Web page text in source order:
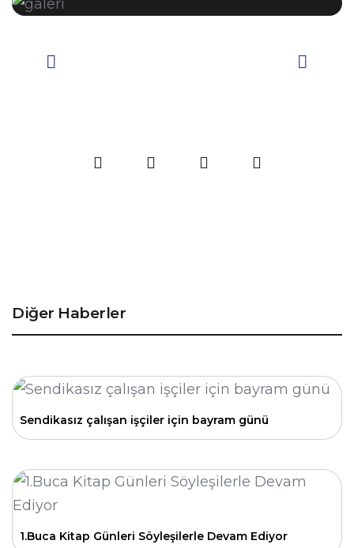
Diğer Haberler
Sendikasız çalışan işçiler için bayram günü
1.Buca Kitap Günleri Söyleşilerle Devam Ediyor